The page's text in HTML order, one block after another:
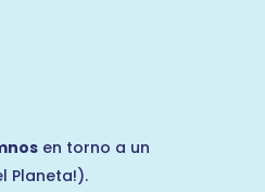
en torno a un
Planeta!).